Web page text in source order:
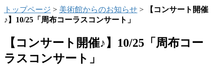
トップページ > 美術館からのお知らせ >
【コンサート開催
♪】10/25「周布コーラスコンサート」
【コンサート開催♪】10/25「周布コー
ラスコンサート」